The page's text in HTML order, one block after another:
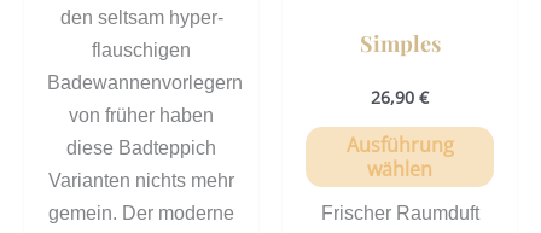
den seltsam hyper-
flauschigen
Badewannenvorlegern
von früher haben
diese Badteppich
Varianten nichts mehr
gemein. Der moderne
Simples
26,90 €
Ausführung
wählen
Frischer Raumduft